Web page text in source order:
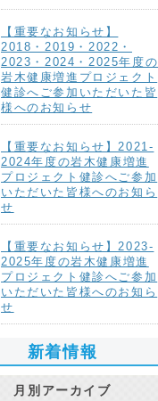
【重要なお知らせ】
2018・2019・2022・
2023・2024・2025年度の
岩木健康増進プロジェクト
健診へご参加いただいた皆
様へのお知らせ
【重要なお知らせ】2021-
2024年度の岩木健康増進
プロジェクト健診へご参加
いただいた皆様へのお知ら
せ
【重要なお知らせ】2023-
2025年度の岩木健康増進
プロジェクト健診へご参加
いただいた皆様へのお知ら
せ
新着情報
月別アーカイブ